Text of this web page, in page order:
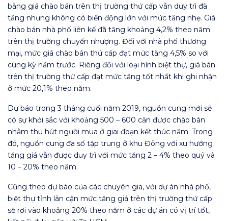
bằng giá chào bán trên thị trường thứ cấp vẫn duy trì đà
tăng nhưng không có biến động lớn với mức tăng nhẹ. Giá
chào bán nhà phố liên kế đã tăng khoảng 4,2% theo năm
trên thị trường chuyển nhượng. Đối với nhà phố thương
mại, mức giá chào bán thứ cấp đạt mức tăng 4,5% so với
cùng kỳ năm trước. Riêng đối với loại hình biệt thự, giá bán
trên thị trường thứ cấp đạt mức tăng tốt nhất khi ghi nhận
ở mức 20,1% theo năm.
Dự báo trong 3 tháng cuối năm 2019, nguồn cung mới sẽ
có sự khởi sắc với khoảng 500 – 600 căn được chào bán
nhằm thu hút người mua ở giai đoạn kết thúc năm. Trong
đó, nguồn cung đa số tập trung ở khu Đông với xu hướng
tăng giá vẫn được duy trì với mức tăng 2 – 4% theo quý và
10 – 20% theo năm.
Cũng theo dự báo của các chuyên gia, với dự án nhà phố,
biệt thự tỉnh lân cận mức tăng giá trên thị trường thứ cấp
sẽ rơi vào khoảng 20% theo năm ở các dự án có vị trí tốt,